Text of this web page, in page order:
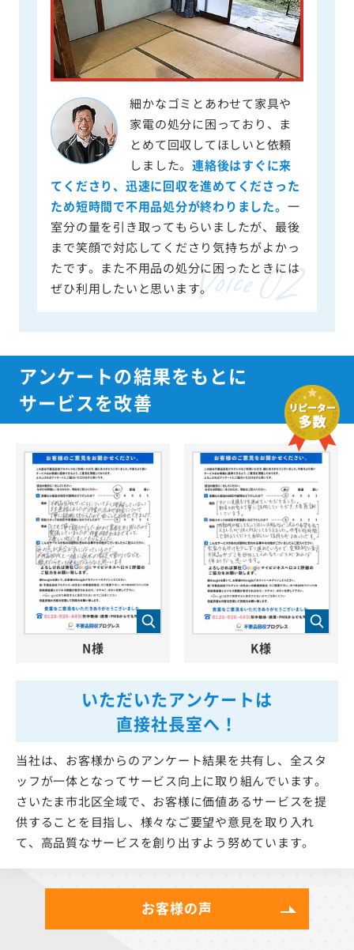
細かなゴミとあわせて家具や
家電の処分に困っており、ま
とめて回収してほしいと依頼
しました。連絡後はすぐに来
てくださり、迅速に回収を進めてくださった
ため短時間で不用品処分が終わりました。 一
室分の量を引き取ってもらいましたが、最後
まで笑顔で対応してくださり気持ちがよかっ
たです。また不用品の処分に困ったときには
ぜひ利用したいと思います。
アンケートの結果をもとに
サービスを改善
いただいたアンケートは
直接社長室へ！
当社は、お客様からのアンケート結果を共有し、全スタ
ッフが一体となってサービス向上に取り組んでいます。
さいたま市北区全域で、お客様に価値あるサービスを提
供することを目指し、様々なご要望や意見を取り入れ
て、高品質なサービスを創り出すよう努めています。
N様 K様
お客様の声